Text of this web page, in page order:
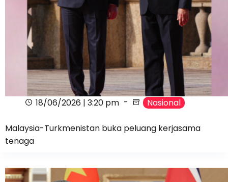
18/06/2026 | 3:20 pm Nasional
Malaysia-Turkmenistan buka peluang kerjasama
tenaga